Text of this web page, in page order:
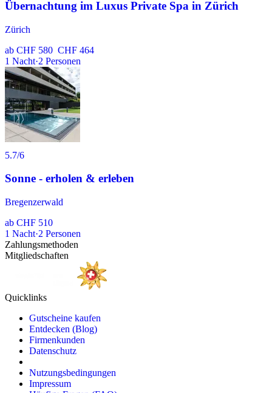
Übernachtung im Luxus Private Spa in Zürich
Zürich
ab CHF 580 CHF 464
1 Nacht·2 Personen
5.7/6
Sonne - erholen & erleben
Bregenzerwald
ab CHF 510
1 Nacht·2 Personen
Zahlungsmethoden
Mitgliedschaften
Quicklinks
Gutscheine kaufen
Entdecken (Blog)
Firmenkunden
Datenschutz
Nutzungsbedingungen
Impressum